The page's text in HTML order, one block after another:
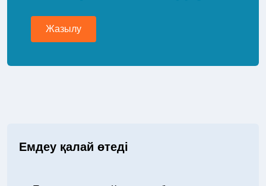
Жазылу
Емдеу қалай өтеді